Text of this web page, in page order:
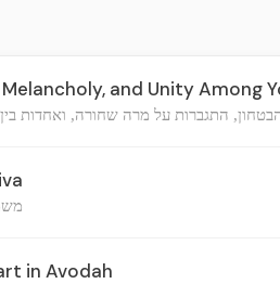
and Unity Among
הבטחון, התגברות על מרה שחורה, ואחדות
in Avodah